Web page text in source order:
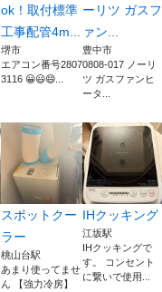
ok！取付標準
工事配管4m...
堺市
エアコン番号2807
3116 😀😃😄...
ーリツ ガスフ
ァン...
豊中市
0808-017 ノーリ
ツ ガスファンヒ
ータ...
スポットクー
ラー
桃山台駅
あまり使ってませ
ん 【強力冷房】
IHクッキング
江坂駅
IHクッキングで
す。 コンセント
に繋いで使用...